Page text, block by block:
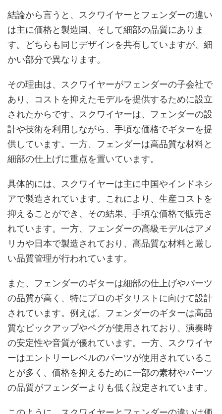
結論から言うと、スクワイヤーとフェンダーの違い
は主に価格と製造国、そして細部の品質にありま
す。どちらも同じデザインを共有していますが、細
かい部分で異なります。
その理由は、スクワイヤーがフェンダーの子会社で
あり、コストを抑えたモデルを提供するために設立
されたからです。スクワイヤーは、フェンダーの設
計や技術を利用しながら、手頃な価格でギターを提
供しています。一方、フェンダーは高品質な材料と
細部の仕上げに重点を置いています。
具体的には、スクワイヤーは主に中国やインドネシ
アで製造されています。これにより、生産コストを
抑えることができ、その結果、手頃な価格で販売さ
れています。一方、フェンダーの高級モデルはアメ
リカや日本で製造されており、高品質な材料と厳し
い品質管理が行われています。
また、フェンダーのギターは細部の仕上げやパーツ
の品質が高く、特にプロのギタリストに向けて設計
されています。例えば、フェンダーのギターは高品
質なピックアップやペグが使用されており、演奏時
の安定性や音質が優れています。一方、スクワイヤ
ーはエントリーレベルのパーツが使用されているこ
とが多く、価格を抑えるために一部の素材やパーツ
の品質がフェンダーよりも低く設定されています。